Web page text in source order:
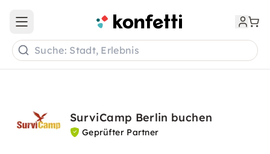
Open main menu
Suche: Stadt, Erlebnis
SurviCamp Berlin buchen
Geprüfter Partner